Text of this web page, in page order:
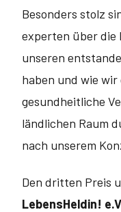
Besonders stolz
experten über die
unseren
haben und wie wir
gesundheit­liche
ländlichen Raum
nach unserem
Den dritten Preis
LebensHeldin!